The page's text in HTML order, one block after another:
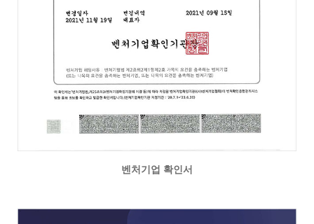
벤처기업 확인서